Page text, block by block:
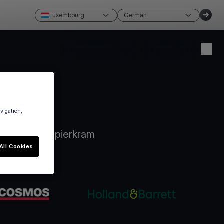
Luxembourg German
kein Papierkram
Cookies